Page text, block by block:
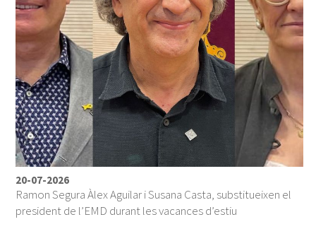
20-07-2026
Ramon Segura Àlex Aguilar i Susana Casta, substitueixen el
president de l’EMD durant les vacances d’estiu